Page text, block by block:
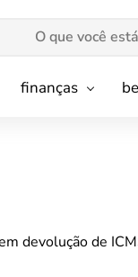
finanças
devolução de